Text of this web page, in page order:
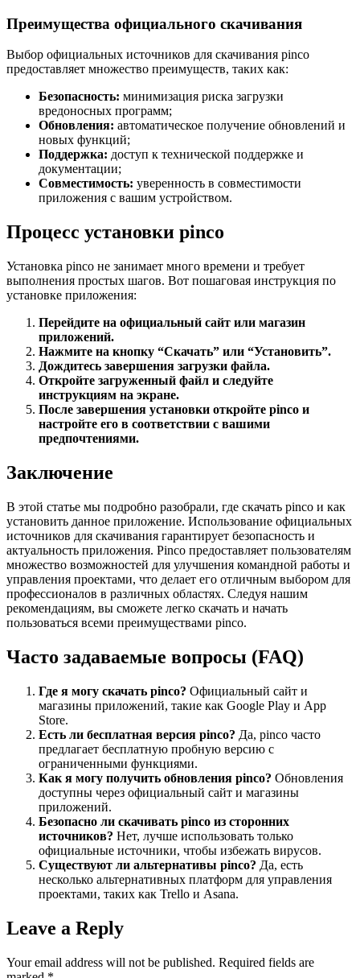
Преимущества официального скачивания
Выбор официальных источников для скачивания pinco
предоставляет множество преимуществ, таких как:
Безопасность: минимизация риска загрузки
вредоносных программ;
Обновления: автоматическое получение обновлений и
новых функций;
Поддержка: доступ к технической поддержке и
документации;
Совместимость: уверенность в совместимости
приложения с вашим устройством.
Процесс установки pinco
Установка pinco не занимает много времени и требует
выполнения простых шагов. Вот пошаговая инструкция по
установке приложения:
Перейдите на официальный сайт или магазин
приложений.
Нажмите на кнопку “Скачать” или “Установить”.
Дождитесь завершения загрузки файла.
Откройте загруженный файл и следуйте
инструкциям на экране.
После завершения установки откройте pinco и
настройте его в соответствии с вашими
предпочтениями.
Заключение
В этой статье мы подробно разобрали, где скачать pinco и как
установить данное приложение. Использование официальных
источников для скачивания гарантирует безопасность и
актуальность приложения. Pinco предоставляет пользователям
множество возможностей для улучшения командной работы и
управления проектами, что делает его отличным выбором для
профессионалов в различных областях. Следуя нашим
рекомендациям, вы сможете легко скачать и начать
пользоваться всеми преимуществами pinco.
Часто задаваемые вопросы (FAQ)
Где я могу скачать pinco? Официальный сайт и
магазины приложений, такие как Google Play и App
Store.
Есть ли бесплатная версия pinco? Да, pinco часто
предлагает бесплатную пробную версию с
ограниченными функциями.
Как я могу получить обновления pinco? Обновления
доступны через официальный сайт и магазины
приложений.
Безопасно ли скачивать pinco из сторонних
источников? Нет, лучше использовать только
официальные источники, чтобы избежать вирусов.
Существуют ли альтернативы pinco? Да, есть
несколько альтернативных платформ для управления
проектами, таких как Trello и Asana.
Leave a Reply
Your email address will not be published. Required fields are